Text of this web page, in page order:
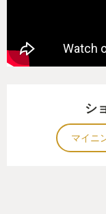
シ
マイニ